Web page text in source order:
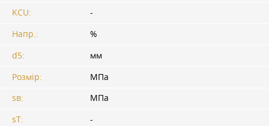
KCU:
-
Напр.:
%
d5:
мм
Розмір:
МПа
sв:
МПа
sT:
-